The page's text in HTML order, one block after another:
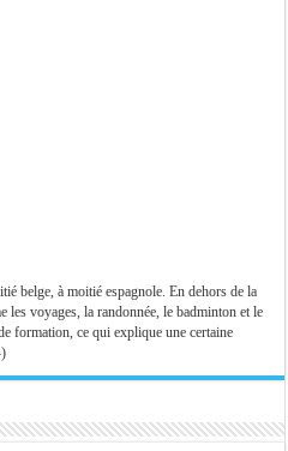
belge, à moitié espagnole. En dehors de la
les voyages, la randonnée, le badminton et le
formation, ce qui explique une certaine